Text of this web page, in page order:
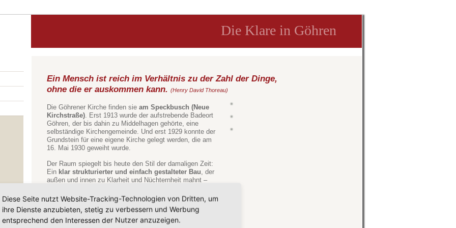
Die Klare in Göhren
Ein Mensch ist reich im Verhältnis zu der Zahl der Dinge,
ohne die er auskommen kann.(Henry David Thoreau)
Die Göhrener Kirche finden sieam Speckbusch (Neue
Kirchstraße). Erst 1913 wurde der aufstrebende Badeort
Göhren, der bis dahin zu Middelhagen gehörte, eine
selbständige Kirchengemeinde. Und erst 1929 konnte der
Grundstein für eine eigene Kirche gelegt werden, die am
16. Mai 1930 geweiht wurde.
Der Raum spiegelt bis heute den Stil der damaligen Zeit:
Ein klar strukturierter und einfach gestalteter Bau, der
außen und innen zu Klarheit und Nüchternheit mahnt –
Dennoch sind in den letzten Jahren einige
Umgestaltungen vorgenommen worden: So wurde hinter
der Empore einGemeinderaumeingerichtet. Und im
Diese Seite nutzt Website-Tracking-Technologien von Dritten, um
ihre Dienste anzubieten, stetig zu verbessern und Werbung
entsprechend den Interessen der Nutzer anzuzeigen.